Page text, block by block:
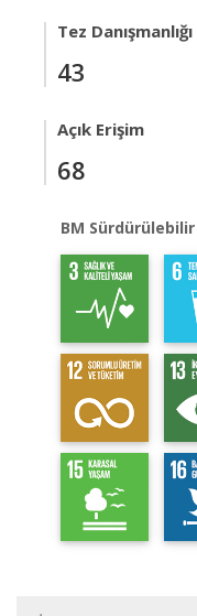
Tez Danışmanlığı
43
Açık Erişim
68
BM